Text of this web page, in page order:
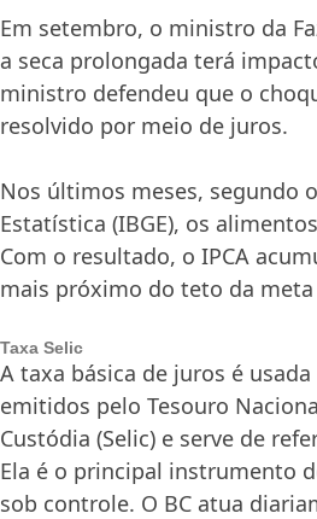
Em setembro, o ministro da
a seca prolongada terá
ministro defendeu que o
resolvido por meio de juros.
Nos últimos meses, segundo
Estatística (IBGE), os
Com o resultado, o IPCA
mais próximo do teto da meta
Taxa Selic
A taxa básica de juros é
emitidos pelo Tesouro
Custódia (Selic) e serve de
Ela é o principal instrumento
sob controle. O BC atua